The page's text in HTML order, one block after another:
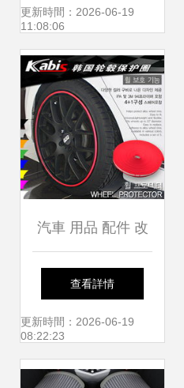
的崛起與未來
更新時間：2026-06-19
11:08:06
汽車 用品 配件 改
裝 摩托
查看詳情
更新時間：2026-06-19
08:22:23